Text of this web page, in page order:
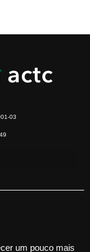
03
um pouco mais